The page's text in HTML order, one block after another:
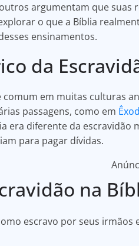
argumentam que suas
o que a Bíblia
ensinamentos.
da
em muitas culturas
passagens, como em
era diferente da
para pagar dívidas.
na
escravo por seus